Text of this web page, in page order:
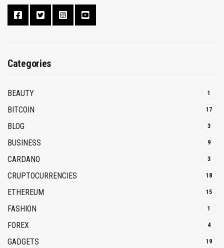
Categories
BEAUTY 1
BITCOIN 17
BLOG 3
BUSINESS 9
CARDANO 3
CRUPTOCURRENCIES 18
ETHEREUM 15
FASHION 1
FOREX 4
GADGETS 19